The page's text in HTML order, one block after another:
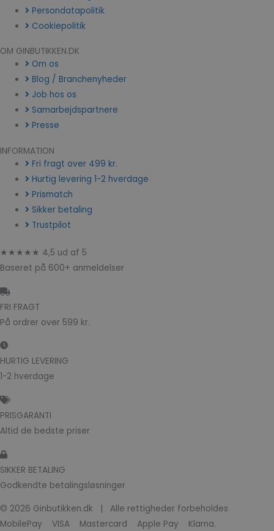
Persondatapolitik
Cookiepolitik
OM GINBUTIKKEN.DK
Om os
Blog / Branchenyheder
Job hos os
Samarbejdspartnere
Presse
INFORMATION
Fri fragt over 499 kr.
Hurtig levering 1-2 hverdage
Prismatch
Sikker betaling
Trustpilot
★★★★★ 4,5 ud af 5
Baseret på 600+ anmeldelser
FRI FRAGT
På ordrer over 599 kr.
HURTIG LEVERING
1-2 hverdage
PRISGARANTI
Altid de bedste priser
SIKKER BETALING
Godkendte betalingsløsninger
© 2026 Ginbutikken.dk | Alle rettigheder forbeholdes
MobilePay VISA Mastercard Apple Pay Klarna.